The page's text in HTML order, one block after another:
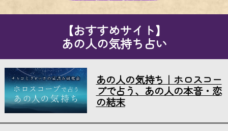
【おすすめサイト】
あの人の気持ち占い
あの人の気持ち｜ホロスコー
プで占う、あの人の本音・恋
の結末